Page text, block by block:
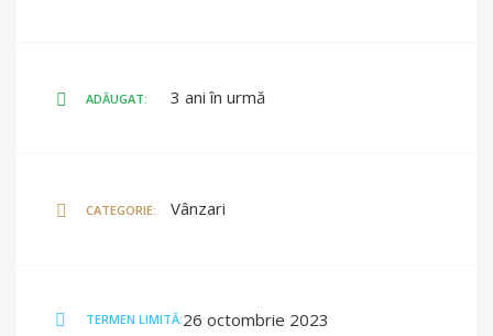
ADĂUGAT: 3 ani în urmă
CATEGORIE: Vânzari
TERMEN LIMITĂ:26 octombrie 2023